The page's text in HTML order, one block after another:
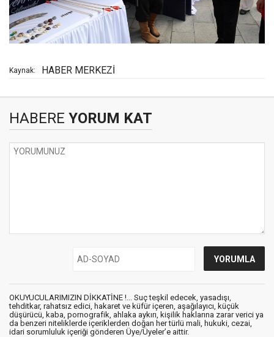
Kaynak: HABER MERKEZİ
HABERE YORUM KAT
OKUYUCULARIMIZIN DİKKATİNE !... Suç teşkil edecek, yasadışı,
tehditkar, rahatsız edici, hakaret ve küfür içeren, aşağılayıcı, küçük
düşürücü, kaba, pornografik, ahlaka aykırı, kişilik haklarına zarar verici ya
da benzeri niteliklerde içeriklerden doğan her türlü mali, hukuki, cezai,
idari sorumluluk içeriği gönderen Üye/Üyeler’e aittir.